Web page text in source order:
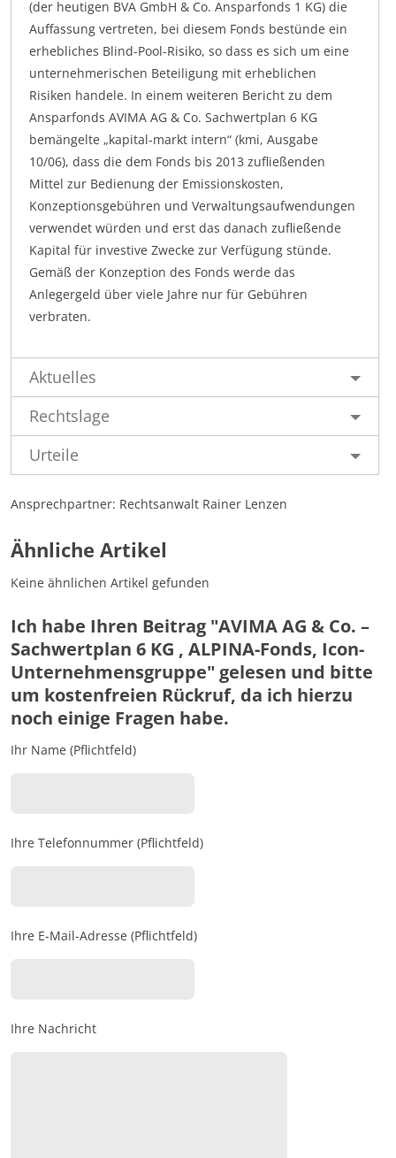
(der heutigen BVA GmbH & Co. Ansparfonds 1 KG) die
Auffassung vertreten, bei diesem Fonds bestünde ein
erhebliches Blind-Pool-Risiko, so dass es sich um eine
unternehmerischen Beteiligung mit erheblichen
Risiken handele. In einem weiteren Bericht zu dem
Ansparfonds AVIMA AG & Co. Sachwertplan 6 KG
bemängelte „kapital-markt intern“ (kmi, Ausgabe
10/06), dass die dem Fonds bis 2013 zufließenden
Mittel zur Bedienung der Emissionskosten,
Konzeptionsgebühren und Verwaltungsaufwendungen
verwendet würden und erst das danach zufließende
Kapital für investive Zwecke zur Verfügung stünde.
Gemäß der Konzeption des Fonds werde das
Anlegergeld über viele Jahre nur für Gebühren
verbraten.
Aktuelles
Rechtslage
Urteile
Ansprechpartner: Rechtsanwalt Rainer Lenzen
Ähnliche Artikel
Keine ähnlichen Artikel gefunden
Ich habe Ihren Beitrag "AVIMA AG & Co. –
Sachwertplan 6 KG , ALPINA-Fonds, Icon-
Unternehmensgruppe" gelesen und bitte
um kostenfreien Rückruf, da ich hierzu
noch einige Fragen habe.
Ihr Name (Pflichtfeld)
Ihre Telefonnummer (Pflichtfeld)
Ihre E-Mail-Adresse (Pflichtfeld)
Ihre Nachricht